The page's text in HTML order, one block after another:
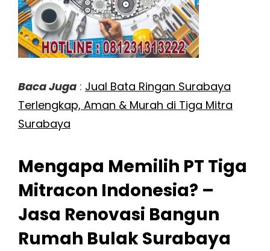
Baca Juga : Jual Bata Ringan Surabaya
Terlengkap, Aman & Murah di Tiga Mitra
Surabaya
Mengapa Memilih PT Tiga
Mitracon Indonesia? –
Jasa Renovasi Bangun
Rumah Bulak Surabaya